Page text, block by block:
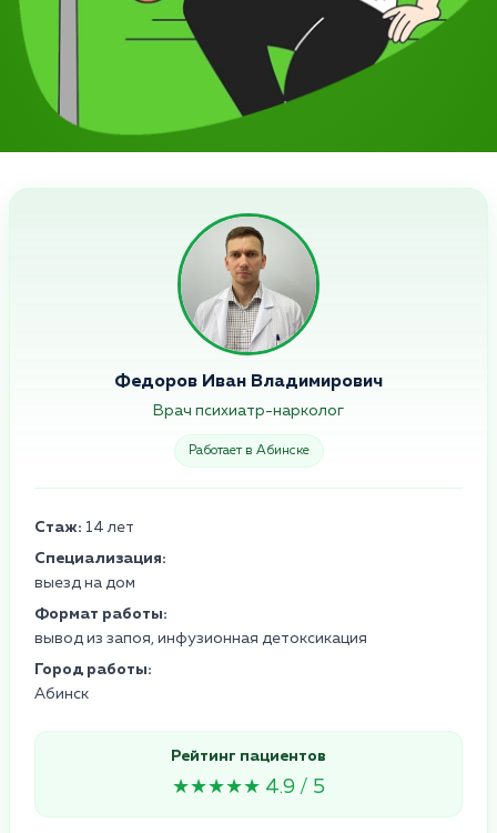
Федоров Иван Владимирович
Врач психиатр-нарколог
Работает в Абинске
Стаж: 14 лет
Специализация:
выезд на дом
Формат работы:
вывод из запоя, инфузионная детоксикация
Город работы:
Абинск
Рейтинг пациентов
★★★★★ 4.9 / 5